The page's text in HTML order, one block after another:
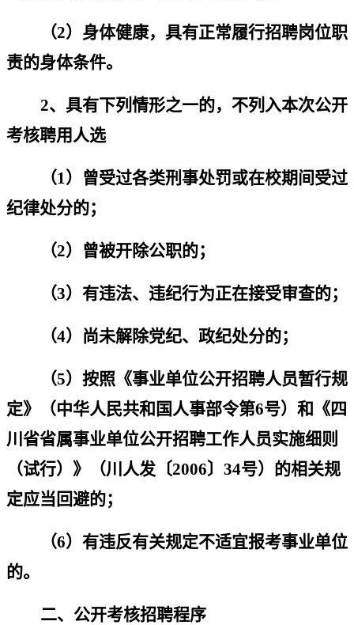
（2）身体健康，具有正常履行招聘岗位职
责的身体条件。
2、具有下列情形之一的，不列入本次公开
考核聘用人选
（1）曾受过各类刑事处罚或在校期间受过
纪律处分的；
（2）曾被开除公职的；
（3）有违法、违纪行为正在接受审查的；
（4）尚未解除党纪、政纪处分的；
（5） 按照《事业单位公开招聘人员暂行规
定》（中华人民共和国人事部令第6号）和《四
川省省属事业单位公开招聘工作人员实施细则
（试行）》
（川人发〔2006〕 34号） 的相关规
定应当回避的；
（6）有违反有关规定不适宜报考事业单位
的。
二、公开考核招聘程序